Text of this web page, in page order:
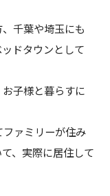
千葉や埼玉にも
ドタウンとして
子様と暮らすに
ァミリーが住み
、実際に居住して